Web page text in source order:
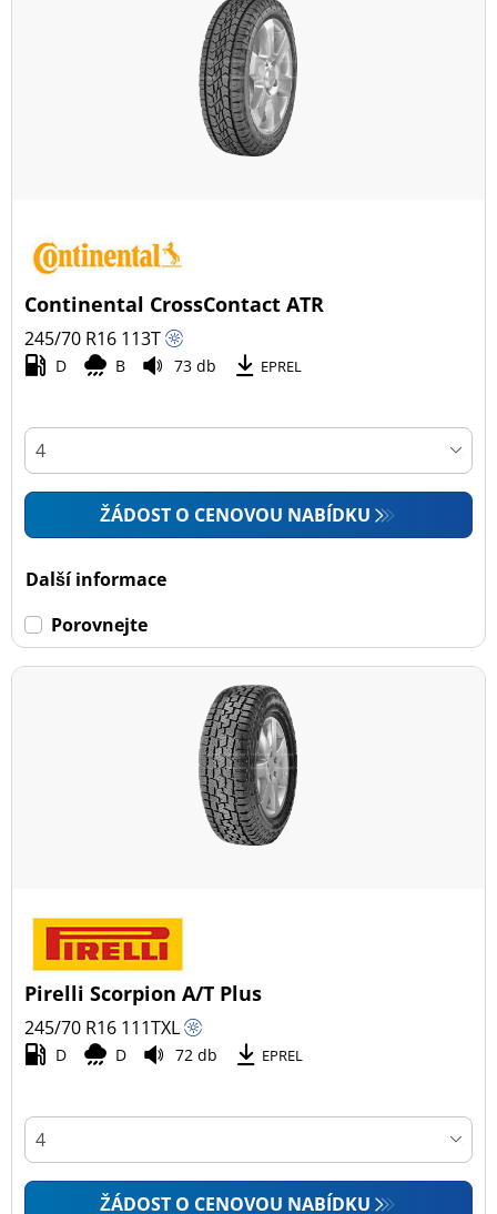
Continental CrossContact ATR
245/70 R16 113T
D B 73 db EPREL
ŽÁDOST O CENOVOU NABÍDKU
Další informace
Porovnejte
Pirelli Scorpion A/T Plus
245/70 R16 111TXL
D D 72 db EPREL
ŽÁDOST O CENOVOU NABÍDKU